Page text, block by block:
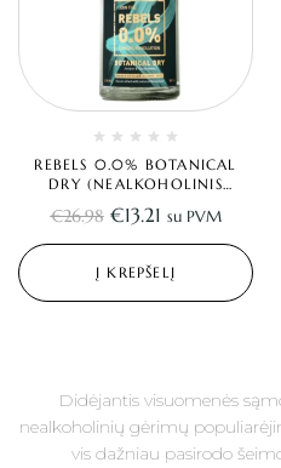
REBELS 0.0% BOTANICAL
DRY (NEALKOHOLINIS
DŽINAS) 0.5L
€26.98 €13.21 su PVM
Į KREPŠELĮ
Didėjantis visuomenės
nealkoholinių gėrimų
vis dažniau pasirodo